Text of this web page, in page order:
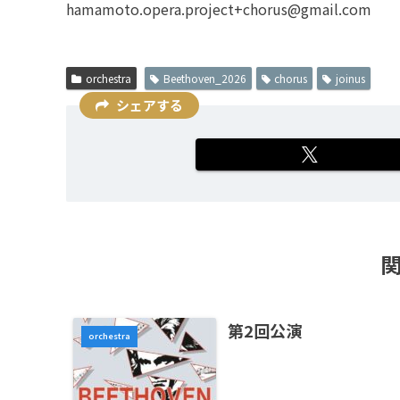
hamamoto.opera.project+chorus@gmail.com
orchestra Beethoven_2026 chorus joinus
シェアする
orchestra 第2回公演